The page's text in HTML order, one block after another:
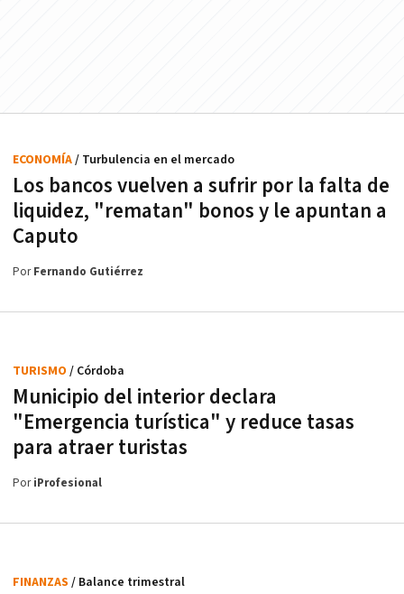
Los bancos vuelven a sufrir por la falta de
liquidez, "rematan" bonos y le apuntan a
Caputo
ECONOMÍA/ Turbulencia en el mercado
PorFernando Gutiérrez
Municipio del interior declara
"Emergencia turística" y reduce tasas
para atraer turistas
TURISMO / Córdoba
PoriProfesional
FINANZAS / Balance trimestral